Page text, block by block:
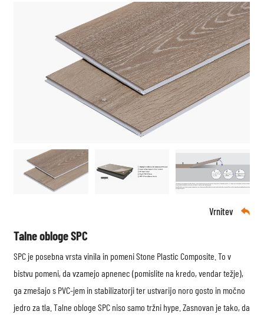
Vrnitev 
Talne obloge SPC
SPC je posebna vrsta vinila in pomeni Stone Plastic Composite. To v
bistvu pomeni, da vzamejo apnenec (pomislite na kredo, vendar težje),
ga zmešajo s PVC-jem in stabilizatorji ter ustvarijo noro gosto in močno
jedro za tla. Talne obloge SPC niso samo tržni hype. Zasnovan je tako, da